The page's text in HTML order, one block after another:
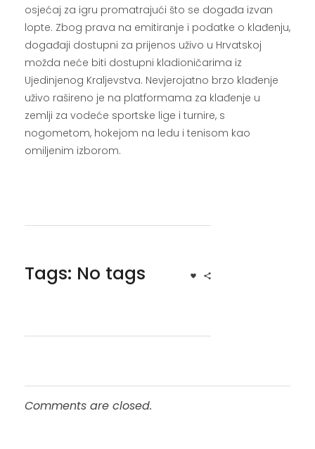
osjećaj za igru ​​promatrajući što se događa izvan
lopte. Zbog prava na emitiranje i podatke o klađenju,
događaji dostupni za prijenos uživo u Hrvatskoj
možda neće biti dostupni kladioničarima iz
Ujedinjenog Kraljevstva. Nevjerojatno brzo klađenje
uživo rašireno je na platformama za klađenje u
zemlji za vodeće sportske lige i turnire, s
nogometom, hokejom na ledu i tenisom kao
omiljenim izborom.
Tags: No tags
Comments are closed.